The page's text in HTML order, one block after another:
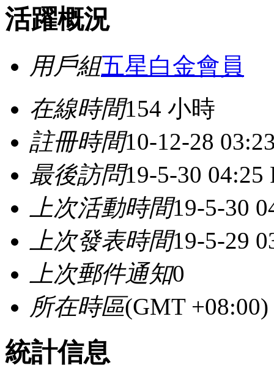
活躍概況
用戶組五星白金會員
在線時間154 小時
註冊時間10-12-28
最後訪問19-5-30 04:25
上次活動時間19-5-30
上次發表時間19-5-29
上次郵件通知0
所在時區(GMT
統計信息